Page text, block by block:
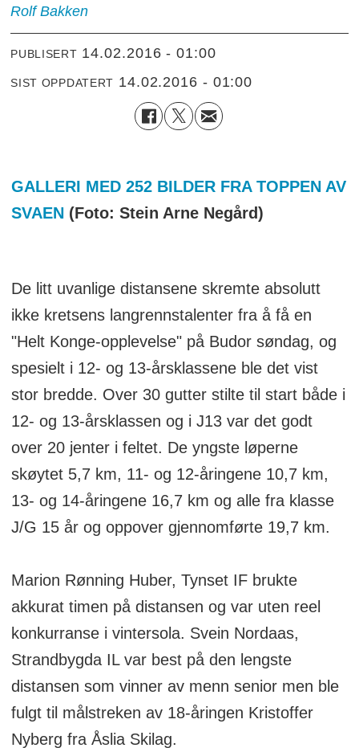
Rolf Bakken
PUBLISERT 14.02.2016 - 01:00
SIST OPPDATERT 14.02.2016 - 01:00
GALLERI MED 252 BILDER FRA TOPPEN AV
SVAEN(Foto: Stein Arne Negård)
De litt uvanlige distansene skremte absolutt
ikke kretsens langrennstalenter fra å få en
"Helt Konge-opplevelse" på Budor søndag, og
spesielt i 12- og 13-årsklassene ble det vist
stor bredde. Over 30 gutter stilte til start både i
12- og 13-årsklassen og i J13 var det godt
over 20 jenter i feltet. De yngste løperne
skøytet 5,7 km, 11- og 12-åringene 10,7 km,
13- og 14-åringene 16,7 km og alle fra klasse
J/G 15 år og oppover gjennomførte 19,7 km.
Marion Rønning Huber, Tynset IF brukte
akkurat timen på distansen og var uten reel
konkurranse i vintersola. Svein Nordaas,
Strandbygda IL var best på den lengste
distansen som vinner av menn senior men ble
fulgt til målstreken av 18-åringen Kristoffer
Nyberg fra Åslia Skilag.